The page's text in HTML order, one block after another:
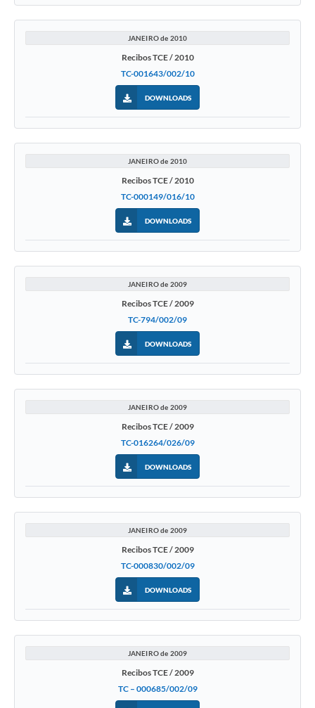
JANEIRO de 2010
Recibos TCE / 2010
TC-001643/002/10
DOWNLOADS
JANEIRO de 2010
Recibos TCE / 2010
TC-000149/016/10
DOWNLOADS
JANEIRO de 2009
Recibos TCE / 2009
TC-794/002/09
DOWNLOADS
JANEIRO de 2009
Recibos TCE / 2009
TC-016264/026/09
DOWNLOADS
JANEIRO de 2009
Recibos TCE / 2009
TC-000830/002/09
DOWNLOADS
JANEIRO de 2009
Recibos TCE / 2009
TC – 000685/002/09